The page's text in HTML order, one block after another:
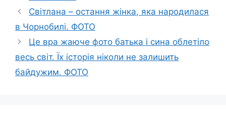
Світлана – остання жінка, яка народилася
в Чорнобилі. ФОТО
Це вра жаюче фото батька і сина облетіло
весь світ. Їх історія ніколи не залишить
байдужим. ФОТО